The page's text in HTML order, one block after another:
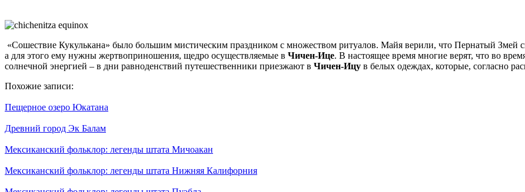
«Сошествие Кукулькана» было большим мистическим праздником с множеством ритуалов. Майя верили, что Пернатый Змей
а для этого ему нужны жертвоприношения, щедро осуществляемые в Чичен-Ице. В настоящее время многие верят, что во
солнечной энергией – в дни равноденствий путешественники приезжают в Чичен-Ицу в белых одеждах, которые, согласно
Похожие записи:
Пещерное озеро Юкатана
Древний город Эк Балам
Мексиканский фольклор: легенды штата Мичоакан
Мексиканский фольклор: легенды штата Нижняя Калифорния